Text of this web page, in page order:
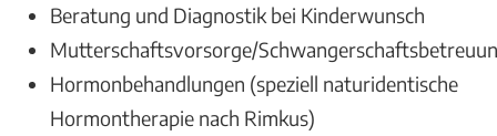
Beratung und Diagnostik bei Kinderwunsch
Mutterschaftsvorsorge/
Hormonbehandlungen (speziell naturidentische
Hormontherapie nach Rimkus)